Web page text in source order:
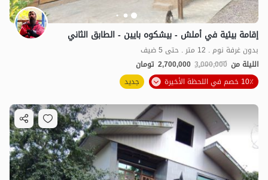
إقامة بيئية في أملش - بيشكوه بايين - الطابق الثاني
بدون غرفة نوم . 12 متر . حتى 5 ضيف
الليلة من 3,000,000
2,700,000 تومان
10٪ خصم في اللحظة الأخيرة
جديد